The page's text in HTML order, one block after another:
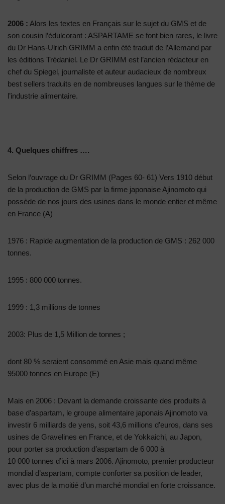
2006 : Alors les textes en Français sur le sujet du GMS et de
son cousin l’édulcorant : ASPARTAME se font bien rares, le livre
du Dr Hans-Ulrich GRIMM a enfin été traduit de l’Allemand par
les éditions Trédaniel. Le Dr GRIMM est l’ancien rédacteur en
chef du Spiegel, journaliste et auteur audacieux de nombreux
best sellers traduits en de nombreuses langues sur le thème de
l’industrie alimentaire.
4. Quelques chiffres ….
Selon l’ouvrage du Dr GRIMM (Pages 60- 61) Vers 1910 début
de la production de GMS par la firme japonaise Ajinomoto qui
possède de nos jours des usines dans le monde entier et même
en France (A)
1976 : Rapide augmentation de la production de GMS : 262 000
tonnes.
1995 : 800 000 tonnes.
1999 : 1,3 millions de tonnes
2003: Plus de 1,5 Million de tonnes ;
dont 80 % seraient consommé en Asie mais quand même
95000 tonnes en Europe (E)
Mais en 2006 : Devant la demande croissante des produits à
base d’aspartam, le groupe alimentaire japonais Ajinomoto va
investir 6 milliards de yens, soit 43,6 millions d’euros, dans ses
usines de Gravelines en France, et de Yokkaichi, au Japon,
pour porter sa production d’aspartam de 6 000 à
10 000 tonnes d’ici à mars 2006. Ajinomoto, premier producteur
mondial d’aspartam, compte conforter sa position de leader,
avec plus de la moitié d’un marché mondial en forte croissance.